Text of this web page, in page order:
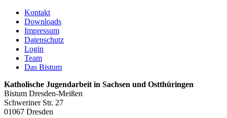
Kontakt
Downloads
Impressum
Datenschutz
Login
Team
Das Bistum
Katholische Jugendarbeit in Sachsen und Ostthüringen
Bistum Dresden-Meißen
Schweriner Str. 27
01067 Dresden